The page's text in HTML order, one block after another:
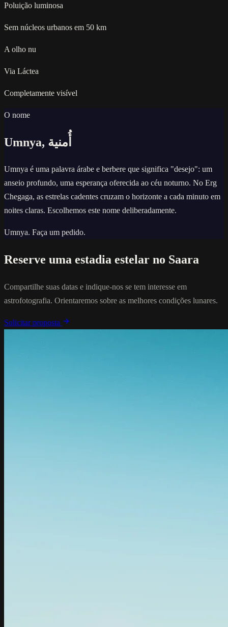
Poluição luminosa
Sem núcleos urbanos em 50 km
A olho nu
Via Láctea
Completamente visível
O nome
Umnya, أُمنية
Umnya é uma palavra árabe e berbere que significa "desejo": um
anseio profundo, uma esperança oferecida ao céu noturno. No Erg
Chegaga, as estrelas cadentes cruzam o horizonte a cada minuto em
noites claras. Escolhemos este nome deliberadamente.
Umnya. Faça um pedido.
Reserve uma estadia estelar no Saara
Compartilhe suas datas e indique-nos se tem interesse em
astrofotografia. Orientaremos sobre as melhores condições lunares.
Solicitar proposta